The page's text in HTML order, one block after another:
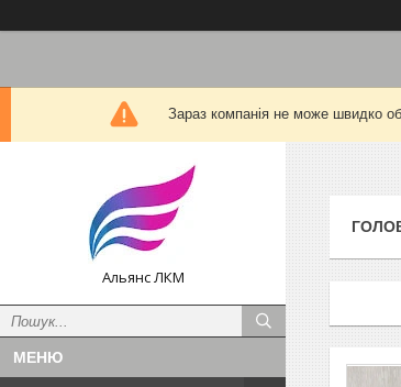
Зараз компанія не може швидко
Альянс ЛКМ